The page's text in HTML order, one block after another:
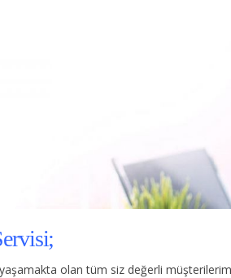
olan tüm siz değerli